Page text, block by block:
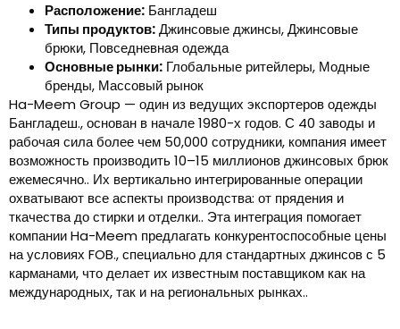
Расположение: Бангладеш
Типы продуктов:Джинсовые джинсы, Джинсовые
брюки, Повседневная одежда
Основные рынки: Глобальные ритейлеры, Модные
бренды, Массовый рынок
Ha-Meem Group — один из ведущих экспортеров одежды
Бангладеш., основан в начале 1980-х годов. С 40 заводы и
рабочая сила более чем 50,000 сотрудники, компания имеет
возможность производить 10–15 миллионов джинсовых брюк
ежемесячно.. Их вертикально интегрированные операции
охватывают все аспекты производства: от прядения и
ткачества до стирки и отделки.. Эта интеграция помогает
компании Ha-Meem предлагать конкурентоспособные цены
на условиях FOB., специально для стандартных джинсов с 5
карманами, что делает их известным поставщиком как на
международных, так и на региональных рынках..